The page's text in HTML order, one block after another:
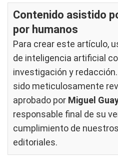
Contenido asistido
por humanos
Para crear este artículo,
de inteligencia artificial
investigación y
sido meticulosamente
aprobado por Miguel
responsable final de su
cumplimiento de nuestros
editoriales.